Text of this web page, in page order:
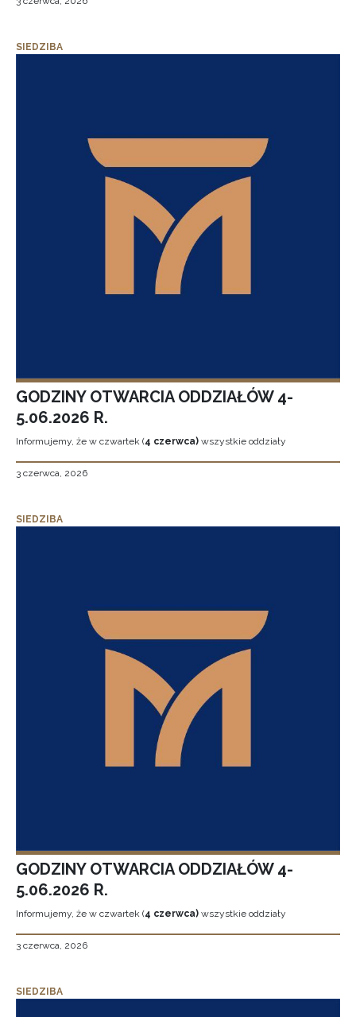
SIEDZIBA
GODZINY OTWARCIA ODDZIAŁÓW 4-
5.06.2026 R.
Informujemy, że w czwartek (4 czerwca) wszystkie oddziały
3 czerwca, 2026
SIEDZIBA
GODZINY OTWARCIA ODDZIAŁÓW 4-
5.06.2026 R.
Informujemy, że w czwartek (4 czerwca) wszystkie oddziały
3 czerwca, 2026
SIEDZIBA